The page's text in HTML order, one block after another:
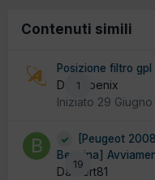
Contenuti simili
1
Posizione filtro
Da Phoenix
Iniziato 29 Giugno
19
[Peugeot
Benzina]
Da bert81